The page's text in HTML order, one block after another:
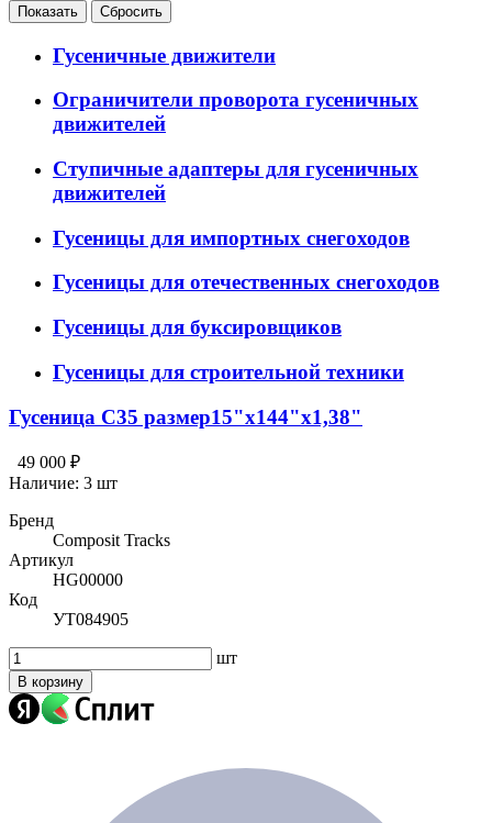
Гусеничные движители
Ограничители проворота гусеничных
движителей
Ступичные адаптеры для гусеничных
движителей
Гусеницы для импортных снегоходов
Гусеницы для отечественных снегоходов
Гусеницы для буксировщиков
Гусеницы для строительной техники
Гусеница C35 размер15"х144"х1,38"
49 000 ₽
Наличие: 3 шт
Бренд
Composit Tracks
Артикул
HG00000
Код
УТ084905
шт
В корзину